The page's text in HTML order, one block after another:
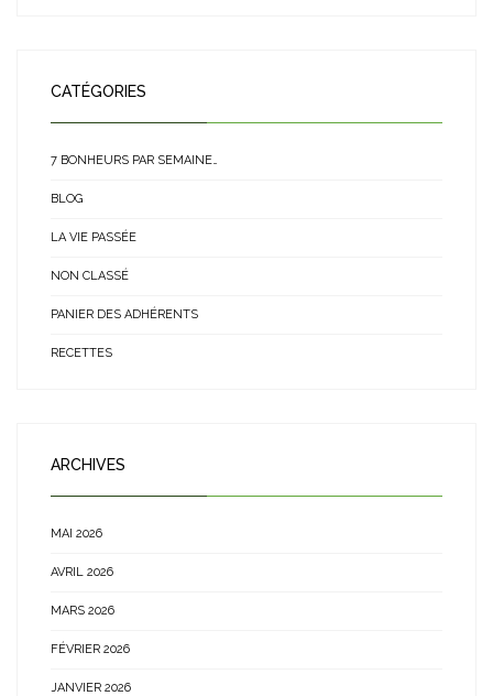
CATÉGORIES
7 BONHEURS PAR SEMAINE…
BLOG
LA VIE PASSÉE
NON CLASSÉ
PANIER DES ADHÉRENTS
RECETTES
ARCHIVES
MAI 2026
AVRIL 2026
MARS 2026
FÉVRIER 2026
JANVIER 2026